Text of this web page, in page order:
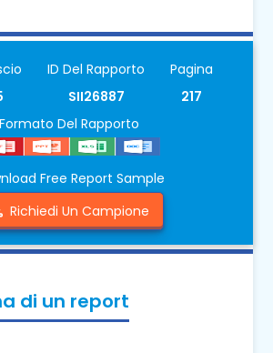
ID Del Rapporto
SII26887
Pagina
217
Formato Del Rapporto
Free Report Sample
Richiedi Un Campione
di un report